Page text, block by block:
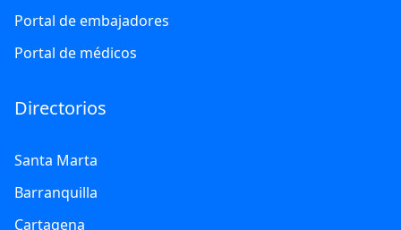
Portal de embajadores
Portal de médicos
Directorios
Santa Marta
Barranquilla
Cartagena